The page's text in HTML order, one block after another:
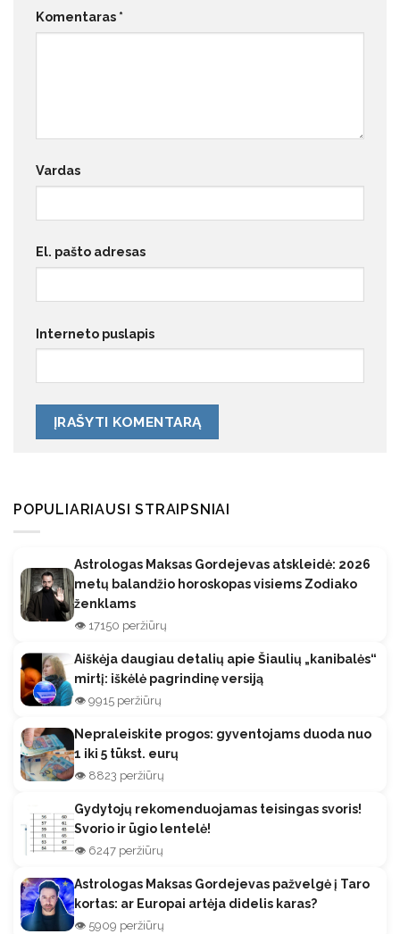
Komentaras *
Vardas
El. pašto adresas
Interneto puslapis
POPULIARIAUSI STRAIPSNIAI
Astrologas Maksas Gordejevas atskleidė: 2026
metų balandžio horoskopas visiems Zodiako
ženklams
👁️ 17150 peržiūrų
Aiškėja daugiau detalių apie Šiaulių „kanibalės“
mirtį: iškėlė pagrindinę versiją
👁️ 9915 peržiūrų
Nepraleiskite progos: gyventojams duoda nuo
1 iki 5 tūkst. eurų
👁️ 8823 peržiūrų
Gydytojų rekomenduojamas teisingas svoris!
Svorio ir ūgio lentelė!
👁️ 6247 peržiūrų
Astrologas Maksas Gordejevas pažvelgė į Taro
kortas: ar Europai artėja didelis karas?
👁️ 5909 peržiūrų